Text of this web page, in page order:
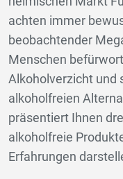
achten immer
beobachtender
Menschen
Alkoholverzicht und
alkoholfreien
präsentiert Ihnen
alkoholfreie
Erfahrungen